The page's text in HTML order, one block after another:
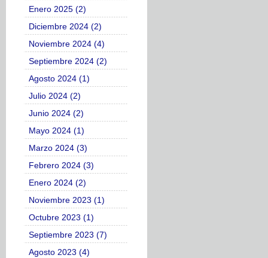
Enero 2025 (2)
Diciembre 2024 (2)
Noviembre 2024 (4)
Septiembre 2024 (2)
Agosto 2024 (1)
Julio 2024 (2)
Junio 2024 (2)
Mayo 2024 (1)
Marzo 2024 (3)
Febrero 2024 (3)
Enero 2024 (2)
Noviembre 2023 (1)
Octubre 2023 (1)
Septiembre 2023 (7)
Agosto 2023 (4)